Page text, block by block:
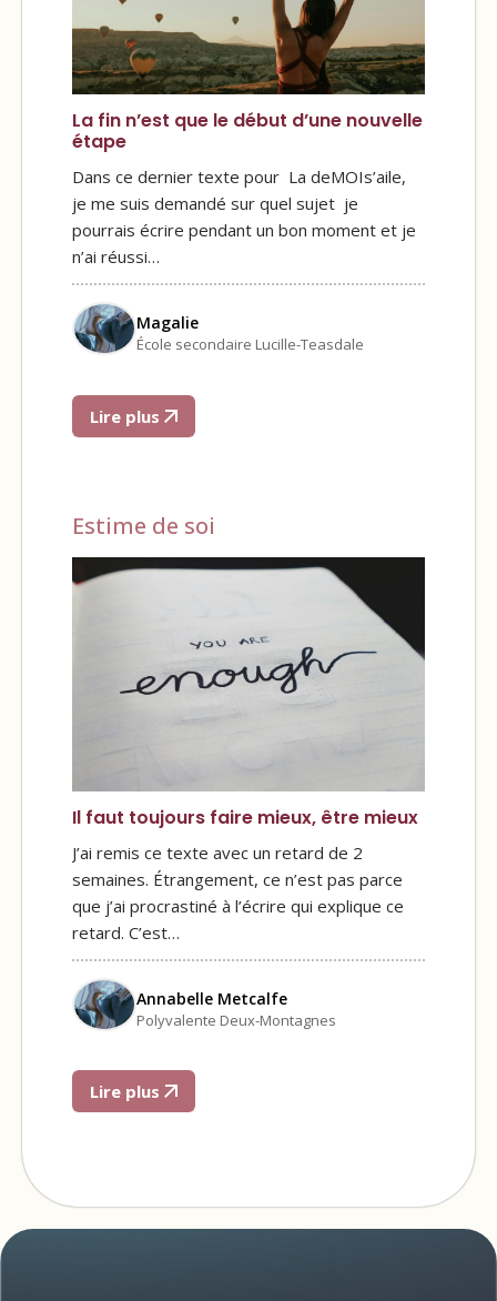
La fin n’est que le début d’une nouvelle
étape
Dans ce dernier texte pour La deMOIs’aile,
je me suis demandé sur quel sujet je
pourrais écrire pendant un bon moment et je
n’ai réussi…
Magalie
École secondaire Lucille-Teasdale
Lire plus
Estime de soi
Il faut toujours faire mieux, être mieux
J’ai remis ce texte avec un retard de 2
semaines. Étrangement, ce n’est pas parce
que j’ai procrastiné à l’écrire qui explique ce
retard. C’est…
Annabelle Metcalfe
Polyvalente Deux-Montagnes
Lire plus